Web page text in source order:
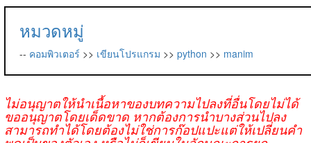
หมวดหมู่
-- คอมพิวเตอร์ >> เขียนโปรแกรม >> python >> manim
ไม่อนุญาตให้นำเนื้อหาของบทความไปลงที่อื่นโดยไม่ได้
ขออนุญาตโดยเด็ดขาด หากต้องการนำบางส่วนไปลง
สามารถทำได้โดยต้องไม่ใช่การก๊อปแปะแต่ให้เปลี่ยนคำ